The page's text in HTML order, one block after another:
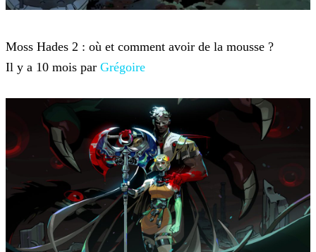
Moss Hades 2 : où et comment avoir de la mousse ?
Il y a 10 mois par Grégoire